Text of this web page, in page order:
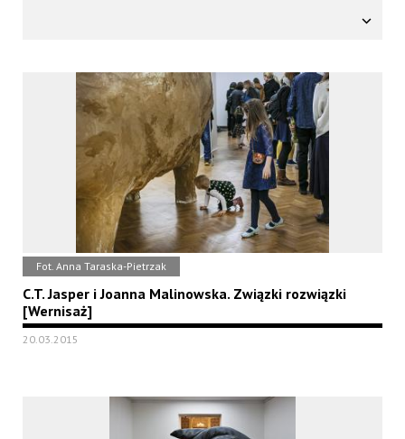
Fot. Anna Taraska-Pietrzak
C.T. Jasper i Joanna Malinowska. Związki rozwiązki
[Wernisaż]
20.03.2015